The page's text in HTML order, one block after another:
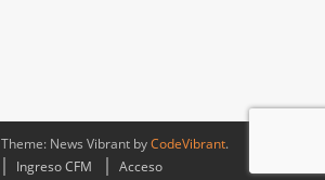
Theme: News Vibrant byCodeVibrant.
Ingreso CFM
Acceso